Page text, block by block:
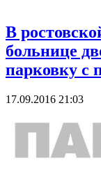
В
больнице
парковку с
17.09.2016 21:03